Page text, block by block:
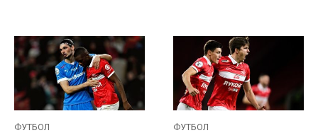
ФУТБОЛ ФУТБОЛ